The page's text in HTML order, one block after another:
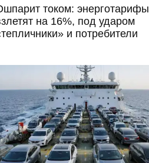
током: энерготарифы
на 16%, под ударом
и потребители